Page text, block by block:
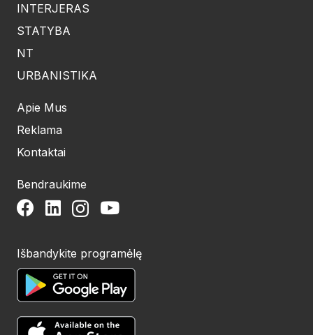
INTERJERAS
STATYBA
NT
URBANISTIKA
Apie Mus
Reklama
Kontaktai
Bendraukime
Išbandykite programėlę